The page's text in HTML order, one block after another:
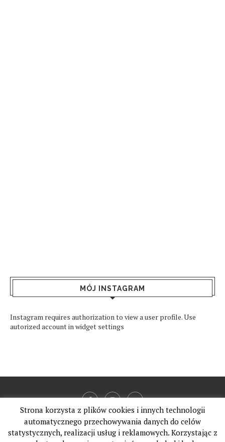
MÓJ INSTAGRAM
Instagram requires authorization to view a user profile. Use
autorized account in widget settings
@2019 - All Right Reserved. Designed and Developed byPenciDesign
Strona korzysta z plików cookies i innych technologii
automatycznego przechowywania danych do celów
statystycznych, realizacji usług i reklamowych. Korzystając z